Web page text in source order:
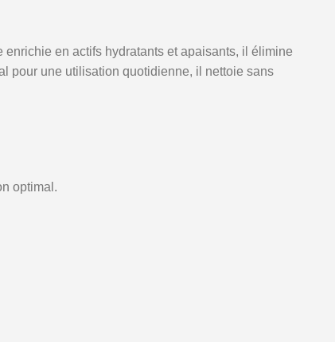
en actifs hydratants et apaisants, il élimine
pour une utilisation quotidienne, il nettoie sans
optimal.